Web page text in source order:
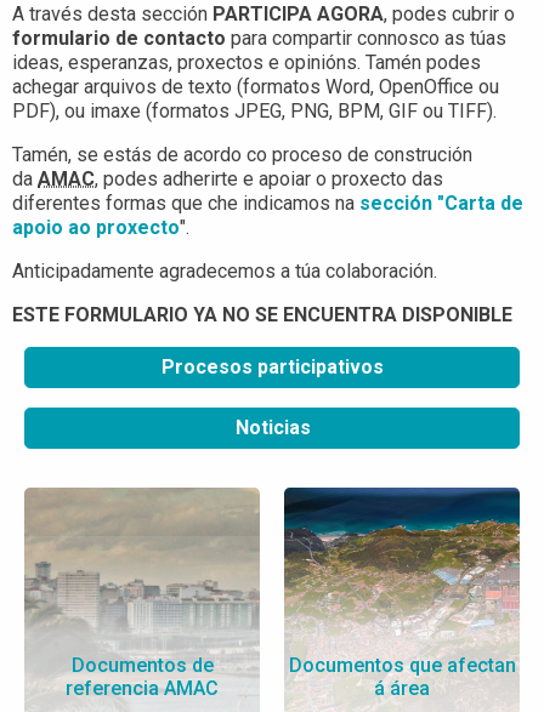
A través desta sección PARTICIPA AGORA, podes cubrir o
formulario de contacto para compartir connosco as túas
ideas, esperanzas, proxectos e opinións. Tamén podes
achegar arquivos de texto (formatos Word, OpenOffice ou
PDF), ou imaxe (formatos JPEG, PNG, BPM, GIF ou TIFF).
Tamén, se estás de acordo co proceso de construción
da AMAC, podes adherirte e apoiar o proxecto das
diferentes formas que che indicamos na sección "Carta de
apoio ao proxecto".
Anticipadamente agradecemos a túa colaboración.
ESTE FORMULARIO YA NO SE ENCUENTRA DISPONIBLE
Procesos participativos
Noticias
Documentos de
referencia AMAC
Documentos que afectan
á área